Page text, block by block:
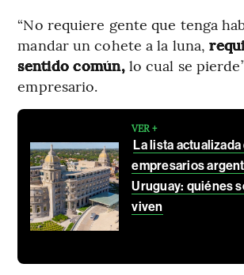
“No requiere gente que tenga
mandar un cohete a la luna,
sentido común,lo cual se
empresario.
VER +
La lista actualizada
empresarios
Uruguay: quiénes
viven